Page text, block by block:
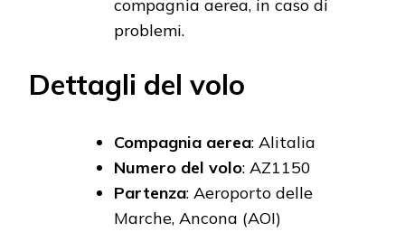
compagnia aerea, in caso di
problemi.
Dettagli del volo
Compagnia aerea: Alitalia
Numero del volo: AZ1150
Partenza: Aeroporto delle
Marche, Ancona (AOI)